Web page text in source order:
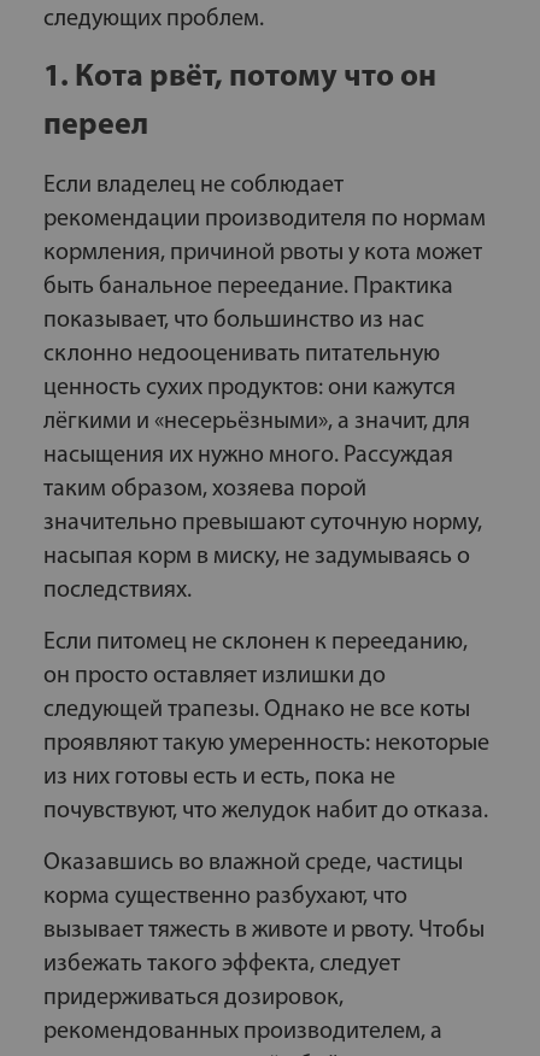
следующих проблем.
1. Кота рвёт, потому что он
переел
Если владелец не соблюдает
рекомендации производителя по нормам
кормления, причиной рвоты у кота может
быть банальное переедание. Практика
показывает, что большинство из нас
склонно недооценивать питательную
ценность сухих продуктов: они кажутся
лёгкими и «несерьёзными», а значит, для
насыщения их нужно много. Рассуждая
таким образом, хозяева порой
значительно превышают суточную норму,
насыпая корм в миску, не задумываясь о
последствиях.
Если питомец не склонен к перееданию,
он просто оставляет излишки до
следующей трапезы. Однако не все коты
проявляют такую умеренность: некоторые
из них готовы есть и есть, пока не
почувствуют, что желудок набит до отказа.
Оказавшись во влажной среде, частицы
корма существенно разбухают, что
вызывает тяжесть в животе и рвоту. Чтобы
избежать такого эффекта, следует
придерживаться дозировок,
рекомендованных производителем, а